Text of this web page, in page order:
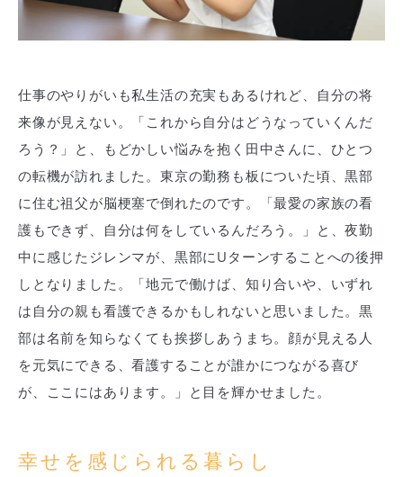
仕事のやりがいも私生活の充実もあるけれど、自分の将
来像が見えない。「これから自分はどうなっていくんだ
ろう？」と、もどかしい悩みを抱く田中さんに、ひとつ
の転機が訪れました。東京の勤務も板についた頃、黒部
に住む祖父が脳梗塞で倒れたのです。「最愛の家族の看
護もできず、自分は何をしているんだろう。」と、夜勤
中に感じたジレンマが、黒部にUターンすることへの後押
しとなりました。「地元で働けば、知り合いや、いずれ
は自分の親も看護できるかもしれないと思いました。黒
部は名前を知らなくても挨拶しあうまち。顔が見える人
を元気にできる、看護することが誰かにつながる喜び
が、ここにはあります。」と目を輝かせました。
幸せを感じられる暮らし